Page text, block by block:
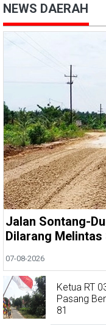
NEWS DAERAH
Jalan Sontang-
Dilarang Melintas
07-08-2026
Ketua RT
Pasang
81